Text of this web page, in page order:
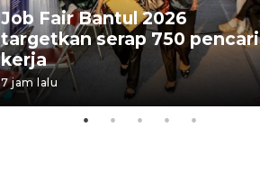
Job Fair Bantul 2026
targetkan serap 750 pencari
kerja
7 jam lalu